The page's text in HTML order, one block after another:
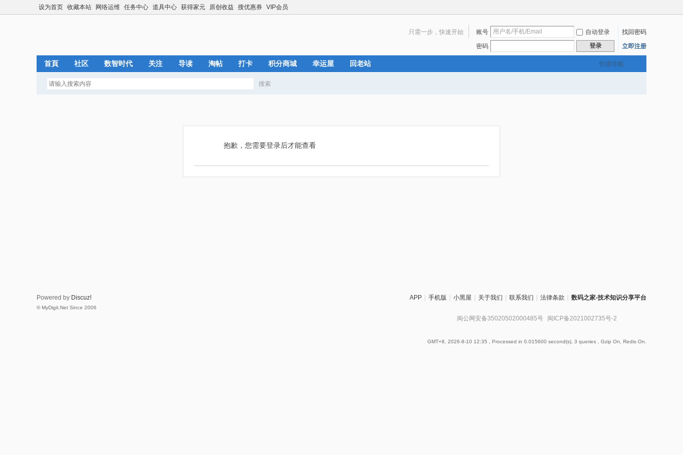
设为首页 收藏本站 网络运维 任务中心 道具中心 获得家元 原创收益 搜优惠券 VIP会员
账号 自动登录
找回密码
密码
登录 立即注册
只需一步，快速开始
快捷导航
首頁 社区 数智时代 关注 导读 淘帖 打卡 积分商城 幸运屋 回老站
搜索
索
抱歉，您需要登录后才能查看
APP 手机版 小黑屋 关于我们 联系我们 法律条款 数码之家-技术知识分享平台
闽公网安备35020502000485号 闽ICP备2021002735号-2
GMT+8, 2026-8-10 12:35 , Processed in 0.015600 second(s), 3 queries , Gzip On, Redis On.
Powered by Discuz!
© MyDigit.Net Since 2006